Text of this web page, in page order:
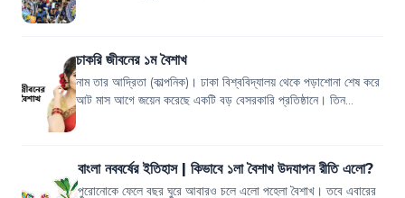
চাকরি জীবনের ১ম বৈশাখ
নাম তার আদ্রিতা (কাল্পনিক)। ঢাকা বিশ্ববিদ্যালয় থেকে পড়াশোনা শেষ করে
আট মাস আগে জয়েন করেছে একটি বড় বেসরকারি প্রতিষ্ঠানে। তিন
বাংলা নববর্ষের ইতিহাস | কিভাবে ১লা বৈশাখ উদযাপন রীতি এলো?
পুরোনোকে ফেলে বছর ঘুরে আবারও চলে এলো পহেলা বৈশাখ। তবে এবারের